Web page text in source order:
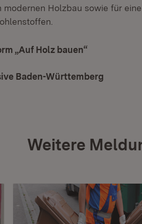
modernen Holzbau sowie für
„Auf Holz bauen“
Baden-Württemberg
Weitere